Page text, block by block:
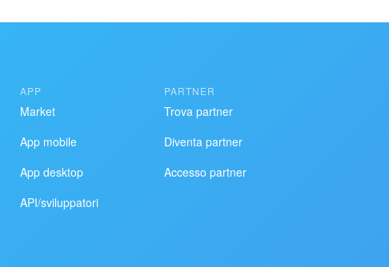
APP
Market
App mobile
App desktop
API/sviluppatori
PARTNER
Trova partner
Diventa partner
Accesso partner